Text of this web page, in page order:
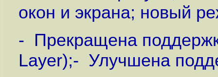
окон и экрана; новый
- Прекращена
Layer);- Улучшена